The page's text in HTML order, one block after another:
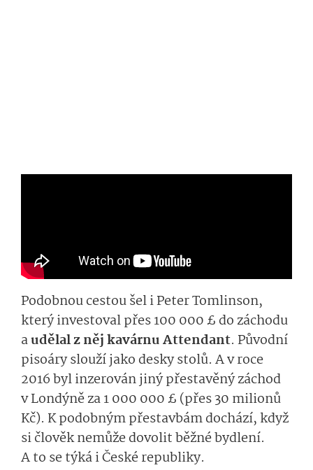
Podobnou cestou šel i Peter Tomlinson,
který investoval přes 100 000 £ do záchodu
audělal z něj kavárnu Attendant. Původní
pisoáry slouží jako desky stolů. A v roce
2016 byl inzerován jiný přestavěný záchod
v Londýně za 1 000 000 £ (přes 30 milionů
Kč). K podobným přestavbám dochází, když
si člověk nemůže dovolit běžné bydlení.
A to se týká i České republiky.